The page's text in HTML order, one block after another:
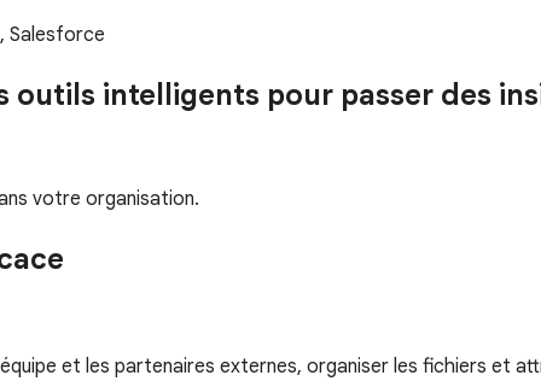
Salesforce
outils intelligents pour passer des
votre organisation.
et les partenaires externes, organiser les fichiers et